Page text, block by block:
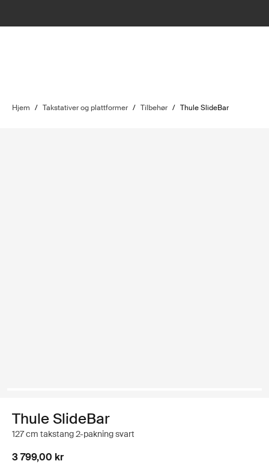
Hjem / Takstativer og plattformer / Tilbehør / Thule SlideBar
Thule SlideBar
127 cm takstang 2-pakning svart
3 799,00 kr